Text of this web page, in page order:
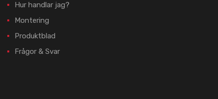
Hur handlar jag?
Montering
Produktblad
Frågor & Svar